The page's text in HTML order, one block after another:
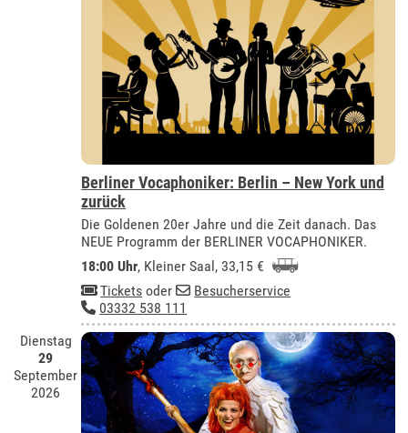
Berliner Vocaphoniker: Berlin – New York und
zurück
Die Goldenen 20er Jahre und die Zeit danach. Das
NEUE Programm der BERLINER VOCAPHONIKER.
18:00 Uhr, Kleiner Saal, 33,15 €
Tickets oder
Besucherservice
03332 538 111
Dienstag
29
September
2026